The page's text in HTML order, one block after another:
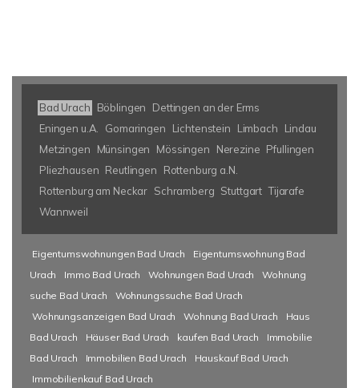
Bad Urach Böblingen
Dettingen an der Erms
Eningen u.A.
Gomaringen Lichtenstein Limbach
Lindau
Metzingen
Münsingen Mössingen Nerezine Pfullingen
Pliezhausen Reutlingen
Rottenburg a.N.
Rottenburg am Neckar Schramberg Stuttgart Tijarafe
Wannweil
Eigentumswohnungen Bad Urach
Eigentumswohnung Bad
Urach
Immo Bad Urach Wohnungen Bad Urach
Wohnung
suche Bad Urach
Wohnungssuche Bad Urach
Wohnungsanzeigen Bad Urach
Wohnung Bad Urach
Haus
Bad Urach
Häuser Bad Urach kaufen Bad Urach
Immobilie
Bad Urach
Immobilien Bad Urach
Hauskauf Bad Urach
Immobilienkauf Bad Urach